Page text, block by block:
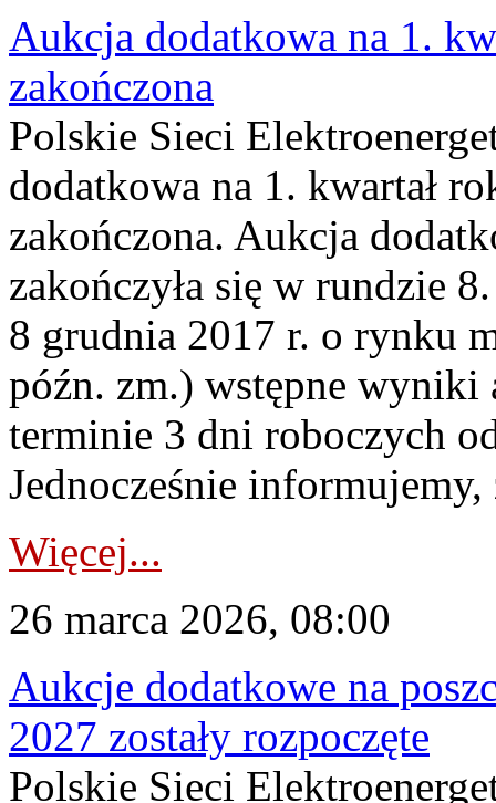
Aukcja dodatkowa na 1.
zakończona
Polskie Sieci
dodatkowa na 1. kwartał
zakończona. Aukcja
zakończyła się w rundzie
8 grudnia 2017 r. o rynku
późn. zm.) wstępne
terminie 3 dni roboczych
Jednocześnie informujemy,
Więcej...
26 marca 2026, 08:00
Aukcje dodatkowe na
2027 zostały rozpoczęte
Polskie Sieci